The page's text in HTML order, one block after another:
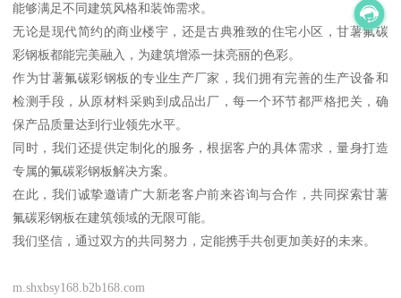
能够满足不同建筑风格和装饰需求。
无论是现代简约的商业楼宇，还是古典雅致的住宅小区，甘薯氟碳
彩钢板都能完美融入，为建筑增添一抹亮丽的色彩。
作为甘薯氟碳彩钢板的专业生产厂家，我们拥有完善的生产设备和
检测手段，从原材料采购到成品出厂，每一个环节都严格把关，确
保产品质量达到行业领先水平。
同时，我们还提供定制化的服务，根据客户的具体需求，量身打造
专属的氟碳彩钢板解决方案。
在此，我们诚挚邀请广大新老客户前来咨询与合作，共同探索甘薯
氟碳彩钢板在建筑领域的无限可能。
我们坚信，通过双方的共同努力，定能携手共创更加美好的未来。
m.shxbsy168.b2b168.com